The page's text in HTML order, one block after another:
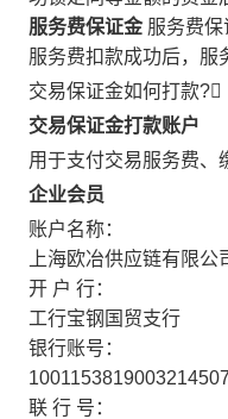
服务费保证金 服务费
服务费扣款成功后，服
交易保证金如何打款?
交易保证金打款账户
用于支付交易服务费、
企业会员
账户名称：
上海欧冶供应链有限公
开 户 行：
工行宝钢国贸支行
银行账号：
1001153819003214507
联 行 号：